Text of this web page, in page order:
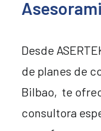
Desde
de planes de
Bilbao, te
consultora